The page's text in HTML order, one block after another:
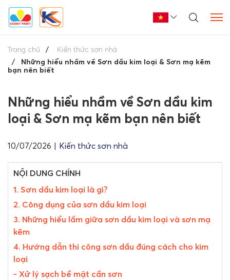
Trang chủ
Kiến thức sơn nhà
Những hiểu nhầm về Sơn dầu kim loại & Sơn mạ kẽm
bạn nên biết
Những hiểu nhầm về Sơn dầu kim
loại & Sơn mạ kẽm bạn nên biết
10/07/2026 | Kiến thức sơn nhà
NỘI DUNG CHÍNH
1. Sơn dầu kim loại là gì?
2. Công dụng của sơn dầu kim loại
3. Những hiểu lầm giữa sơn dầu kim loại và sơn mạ
kẽm
4. Hướng dẫn thi công sơn dầu đúng cách cho kim
loại
- Xử lý sạch bề mặt cần sơn